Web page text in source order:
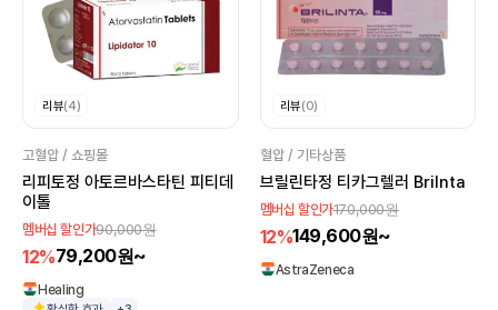
리뷰(4)
고혈압 / 쇼핑몰
리피토정 아토르바스타틴 피티데
이톨
멤버십 할인가90,000원
12%79,200원~
Healing
리뷰(0)
혈압 / 기타상품
브릴린타정 티카그렐러 Brilnta
멤버십 할인가170,000원
12%149,600원~
AstraZeneca